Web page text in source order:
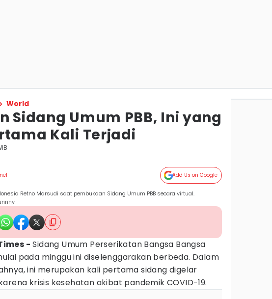
World
Sidang Umum PBB, Ini yang
Kali Terjadi
Add Us on Google
Retno Marsudi saat pembukaan Sidang Umum PBB secara virtual.
- Sidang Umum Perserikatan Bangsa Bangsa
pada minggu ini diselenggarakan berbeda. Dalam
ini merupakan kali pertama sidang digelar
krisis kesehatan akibat pandemik COVID-19.